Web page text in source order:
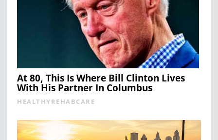
At 80, This Is Where Bill Clinton Lives
With His Partner In Columbus
HEALTHYREHABCARE